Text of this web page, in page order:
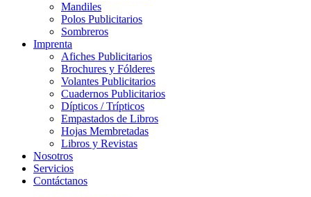
Mandiles
Polos Publicitarios
Sombreros
Imprenta
Afiches Publicitarios
Brochures y Fólderes
Volantes Publicitarios
Cuadernos Publicitarios
Dípticos / Trípticos
Empastados de Libros
Hojas Membretadas
Libros y Revistas
Nosotros
Servicios
Contáctanos